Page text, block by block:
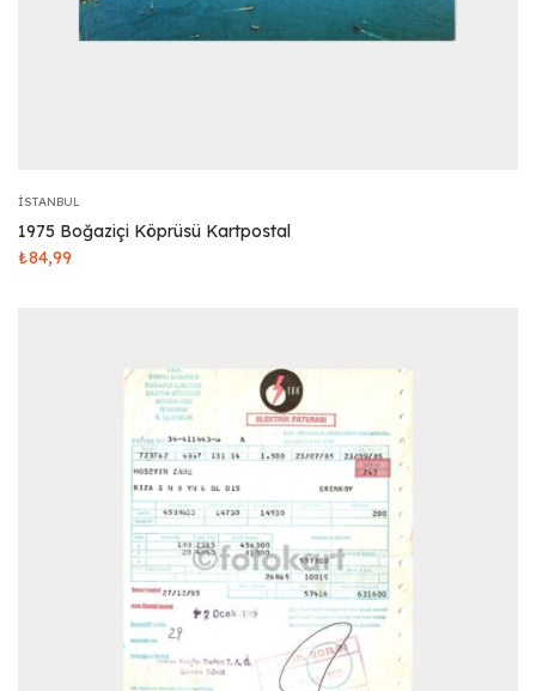
İSTANBUL
1975 Boğaziçi Köprüsü Kartpostal
₺84,99